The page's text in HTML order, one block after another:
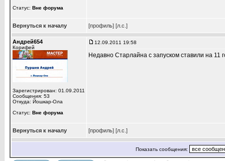
Статус: Вне форума
Вернуться к началу [профиль] [л.с.]
Андрей654
Корифей
Зарегистрирован: 01.09.2011
Сообщения: 53
Откуда: Йошкар-Ола
Статус: Вне форума
12.09.2011 19:58
Недавно Старлайна с запуском ставили на 11
Вернуться к началу [профиль] [л.с.]
Показать сообщения: